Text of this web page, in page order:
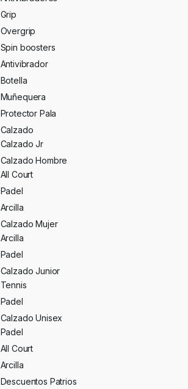
Grip
Overgrip
Spin boosters
Antivibrador
Botella
Muñequera
Protector Pala
Calzado
Calzado Jr
Calzado Hombre
All Court
Padel
Arcilla
Calzado Mujer
Arcilla
Padel
Calzado Junior
Tennis
Padel
Calzado Unisex
Padel
All Court
Arcilla
Descuentos Patrios